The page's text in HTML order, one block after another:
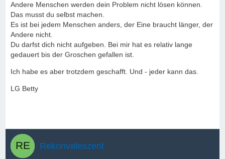
Andere Menschen werden dein Problem nicht lösen können.
Das musst du selbst machen.
Es ist bei jedem Menschen anders, der Eine braucht länger, der
Andere nicht.
Du darfst dich nicht aufgeben. Bei mir hat es relativ lange
gedauert bis der Groschen gefallen ist.
Ich habe es aber trotzdem geschafft. Und - jeder kann das.
LG Betty
Rekonvaleszent